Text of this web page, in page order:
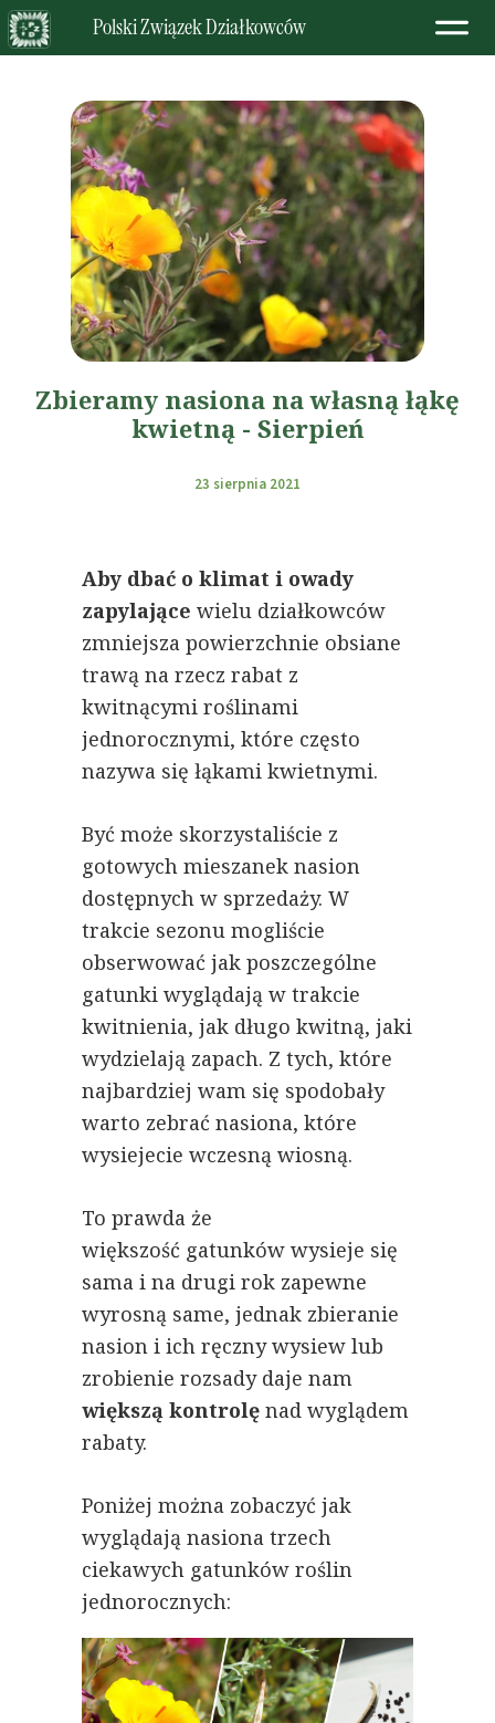
Polski Związek Działkowców
23 sierpnia 2021
Zbieramy nasiona na własną łąkę
kwietną - Sierpień
Aby dbać o klimat i owady
zapylające wielu działkowców
zmniejsza powierzchnie obsiane
trawą na rzecz rabat z
kwitnącymi roślinami
jednorocznymi, które często
nazywa się łąkami kwietnymi.
Być może skorzystaliście z
gotowych mieszanek nasion
dostępnych w sprzedaży. W
trakcie sezonu mogliście
obserwować jak poszczególne
gatunki wyglądają w trakcie
kwitnienia, jak długo kwitną, jaki
wydzielają zapach. Z tych, które
najbardziej wam się spodobały
warto zebrać nasiona, które
wysiejecie wczesną wiosną.
To prawda że
większość gatunków wysieje się
sama i na drugi rok zapewne
wyrosną same, jednak zbieranie
nasion i ich ręczny wysiew lub
zrobienie rozsady daje nam
większą kontrolę nad wyglądem
rabaty.
Poniżej można zobaczyć jak
wyglądają nasiona trzech
ciekawych gatunków roślin
jednorocznych: